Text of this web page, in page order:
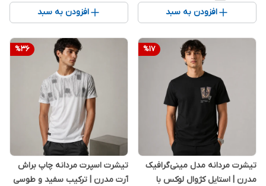
افزودن به سبد افزودن به سبد
%17
تیشرت مردانه مدل مینی‌گرافیک
مدرن | استایل کژوال لوکس با
%36
تیشرت اسپرت مردانه چاپ براش
آرت مدرن | ترکیب سفید و طوسی